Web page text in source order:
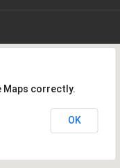
Maps correctly.
OK